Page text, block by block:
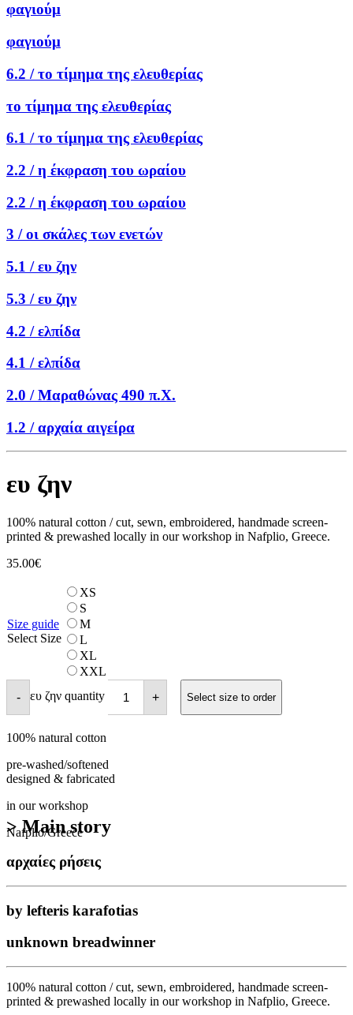
φαγιούμ
φαγιούμ
6.2 /το τίμημα της ελευθερίας
το τίμημα της ελευθερίας
6.1 /το τίμημα της ελευθερίας
2.2 /η έκφραση του ωραίου
2.2 /η έκφραση του ωραίου
3 /οι σκάλες των ενετών
5.1 /ευ ζην
5.3 /ευ ζην
4.2 /ελπίδα
4.1 /ελπίδα
2.0 /Μαραθώνας 490 π.Χ.
1.2 /αρχαία αιγείρα
ευ ζην
100% natural cotton / cut, sewn, embroidered, handmade screen-
printed & prewashed locally in our workshop in Nafplio, Greece.
35.00€
Size guide
Select Size
XS
S
M
L
XL
XXL
-
ευ ζην quantity + Select size to order
100% natural cotton
pre-washed/softened
designed & fabricated
in our workshop
Nafplio/Greece
> Main story
αρχαίες ρήσεις
by lefteris karafotias
unknown breadwinner
100% natural cotton / cut, sewn, embroidered, handmade screen-
printed & prewashed locally in our workshop in Nafplio, Greece.